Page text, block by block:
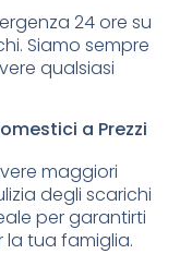
24 ore su
Siamo sempre
qualsiasi
a Prezzi
maggiori
degli scarichi
per garantirti
la tua famiglia.